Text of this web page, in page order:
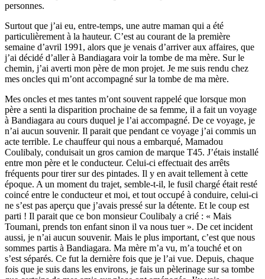
personnes.
Surtout que j’ai eu, entre-temps, une autre maman qui a été
particulièrement à la hauteur. C’est au courant de la première
semaine d’avril 1991, alors que je venais d’arriver aux affaires, que
j’ai décidé d’aller à Bandiagara voir la tombe de ma mère. Sur le
chemin, j’ai averti mon père de mon projet. Je me suis rendu chez
mes oncles qui m’ont accompagné sur la tombe de ma mère.
Mes oncles et mes tantes m’ont souvent rappelé que lorsque mon
père a senti la disparition prochaine de sa femme, il a fait un voyage
à Bandiagara au cours duquel je l’ai accompagné. De ce voyage, je
n’ai aucun souvenir. Il parait que pendant ce voyage j’ai commis un
acte terrible. Le chauffeur qui nous a embarqué, Mamadou
Coulibaly, conduisait un gros camion de marque T45. J’étais installé
entre mon père et le conducteur. Celui-ci effectuait des arrêts
fréquents pour tirer sur des pintades. Il y en avait tellement à cette
époque. A un moment du trajet, semble-t-il, le fusil chargé était resté
coincé entre le conducteur et moi, et tout occupé à conduire, celui-ci
ne s’est pas aperçu que j’avais pressé sur la détente. Et le coup est
parti ! Il parait que ce bon monsieur Coulibaly a crié : « Mais
Toumani, prends ton enfant sinon il va nous tuer ». De cet incident
aussi, je n’ai aucun souvenir. Mais le plus important, c’est que nous
sommes partis à Bandiagara. Ma mère m’a vu, m’a touché et on
s’est séparés. Ce fut la dernière fois que je l’ai vue. Depuis, chaque
fois que je suis dans les environs, je fais un pèlerinage sur sa tombe